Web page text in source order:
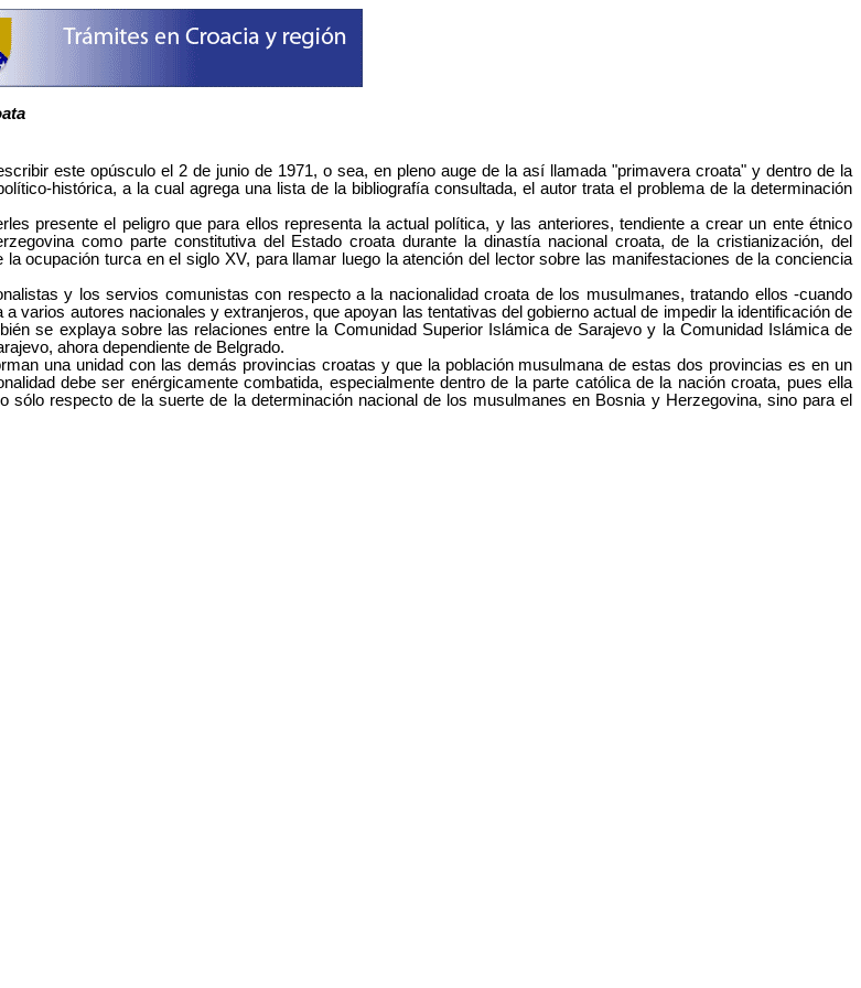
este opúsculo el 2 de junio de 1971, o sea, en pleno auge de la así llamada "primavera croata" y dentro de la
histórica, a la cual agrega una lista de la bibliografía consultada, el autor trata el problema de la determinación
presente el peligro que para ellos representa la actual política, y las anteriores, tendiente a crear un ente étnico
como parte constitutiva del Estado croata durante la dinastía nacional croata, de la cristianización, del
ocupación turca en el siglo XV, para llamar luego la atención del lector sobre las manifestaciones de la conciencia
y los servios comunistas con respecto a la nacionalidad croata de los musulmanes, tratando ellos -cuando
varios autores nacionales y extranjeros, que apoyan las tentativas del gobierno actual de impedir la identificación de
se explaya sobre las relaciones entre la Comunidad Superior Islámica de Sarajevo y la Comunidad Islámica de
ahora dependiente de Belgrado.
una unidad con las demás provincias croatas y que la población musulmana de estas dos provincias es en un
debe ser enérgicamente combatida, especialmente dentro de la parte católica de la nación croata, pues ella
respecto de la suerte de la determinación nacional de los musulmanes en Bosnia y Herzegovina, sino para el